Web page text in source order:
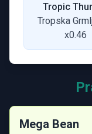
Tropic
Tropska
x0.46
Mega Bean